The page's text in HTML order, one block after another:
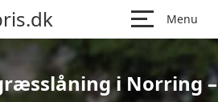
Menu
i Norring –